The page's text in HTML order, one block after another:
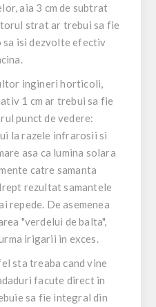
aia 3 cm de subtrat
strat ar trebui sa fie
sa isi dezvolte efectiv
ingineri horticoli,
1 cm ar trebui sa fie
punct de vedere:
la razele infrarosii si
asa ca lumina solara
catre samanta
rezultat samantele
repede. De asemenea
"verdelui de balta",
irigarii in exces.
sta treaba cand vine
facute direct in
sa fie integral din